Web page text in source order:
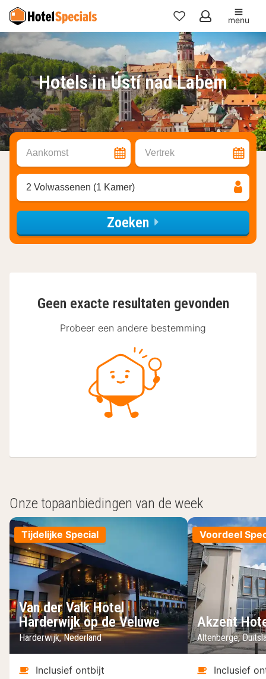
Mijn
favorieten
menu
Hotels in Ústí nad Labem
Aankomst Vertrek
2 Volwassenen (1 Kamer)
Zoeken
Geen exacte resultaten gevonden
Probeer een andere bestemming
Onze topaanbiedingen van de week
Tijdelijke Special
Van der Valk Hotel
Harderwijk op de Veluwe
Harderwijk, Nederland
Inclusief ontbijt
Voordeel
Akzent
Altenberge,
Inclusief